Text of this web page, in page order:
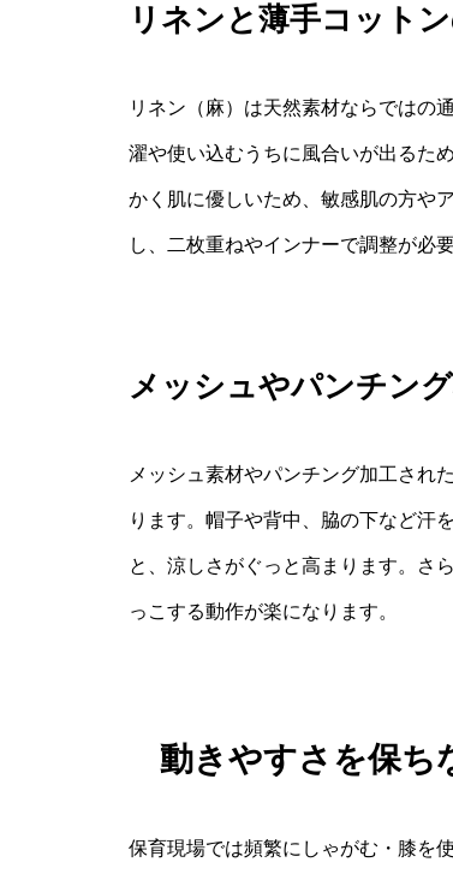
リネンと薄手コット
リネン（麻）は天然素材ならではの
濯や使い込むうちに風合いが出るた
かく肌に優しいため、敏感肌の方や
し、二枚重ねやインナーで調整が必要
メッシュやパンチン
メッシュ素材やパンチング加工され
ります。帽子や背中、脇の下など汗
と、涼しさがぐっと高まります。さ
っこする動作が楽になります。
動きやすさを保ち
保育現場では頻繁にしゃがむ・膝を